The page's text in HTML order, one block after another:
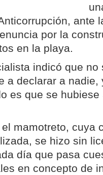
ante
por la
en la playa.
indicó que
a declarar a nadie,
es que se
mamotreto, cuya
se hizo sin
día que pasa
en concepto de